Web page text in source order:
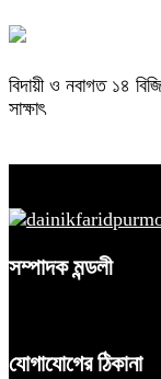
বিদায়ী ও নবাগত ১৪
সাক্ষাৎ
সম্পাদক মন্ডলী
যোগাযোগের ঠিকানা